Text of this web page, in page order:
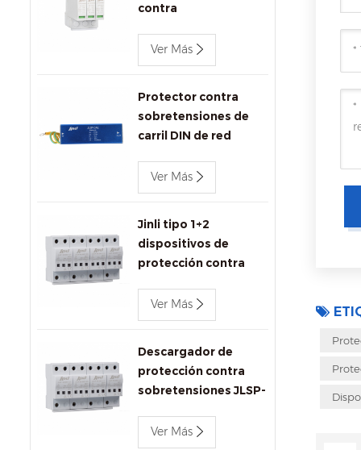
contra
1000V DC SPD
Ver Más
Protector contra
sobretensiones de
carril DIN de red
1000Mbps
Ver Más
Jinli tipo 1+2
dispositivos de
protección contra
680V
Ver Más
Descargador de
protección contra
sobretensiones JLSP-
Ver Más